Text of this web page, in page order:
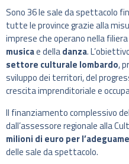
Sono 36 le sale da spettacolo
tutte le province grazie alla
imprese che operano nella
musicae delladanza.
settore culturale lombardo,
sviluppo dei territori, del
crescita imprenditoriale e
Il finanziamento complessivo
dall’assessore regionale alla
milioni di euro per
delle sale da spettacolo.